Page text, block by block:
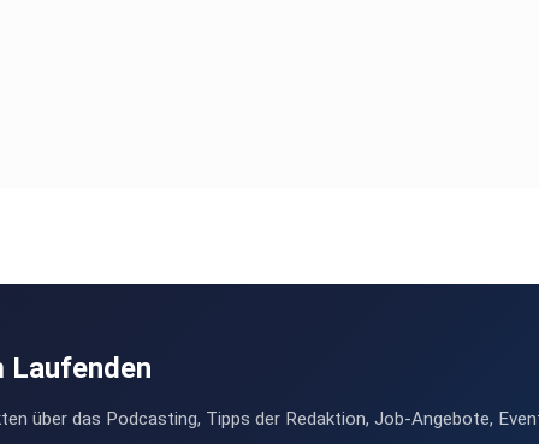
Laufenden
über das Podcasting, Tipps der Redaktion, Job-Angebote,